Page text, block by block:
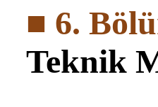
■ 6.
Teknik